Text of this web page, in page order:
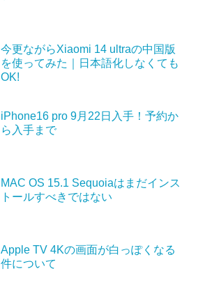
今更ながらXiaomi 14 ultraの中国版
を使ってみた｜日本語化しなくても
OK!
iPhone16 pro 9月22日入手！予約か
ら入手まで
MAC OS 15.1 Sequoiaはまだインス
トールすべきではない
Apple TV 4Kの画面が白っぽくなる
件について